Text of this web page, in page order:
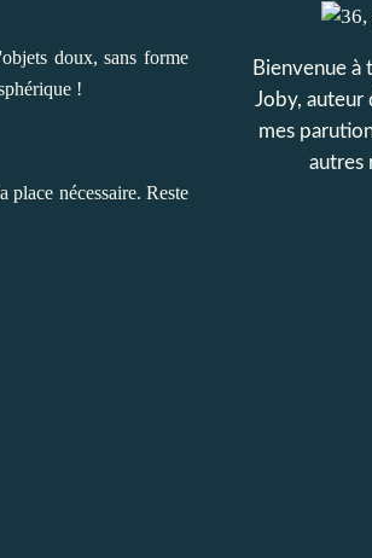
doux, sans forme
!
nécessaire. Reste
Bienvenue à
Joby, auteur
mes
autres